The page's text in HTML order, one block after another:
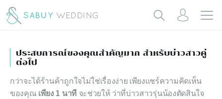
ประสบการณ์ของคุณสำคัญมาก สำหรับบ่าวสาวคู่
ต่อไป
กว่าจะได้ร้านค้าถูกใจไม่ใช่เรื่องง่าย เพียงแชร์ความคิดเห็น
ของคุณ เพียง 1 นาที จะช่วยให้ ว่าที่บ่าวสาวรุ่นน้องตัดสินใจ